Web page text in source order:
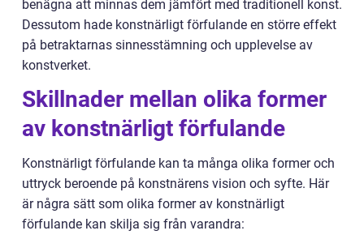
benägna att minnas dem jämfört med traditionell konst.
Dessutom hade konstnärligt förfulande en större effekt
på betraktarnas sinnesstämning och upplevelse av
konstverket.
Skillnader mellan olika former
av konstnärligt förfulande
Konstnärligt förfulande kan ta många olika former och
uttryck beroende på konstnärens vision och syfte. Här
är några sätt som olika former av konstnärligt
förfulande kan skilja sig från varandra: